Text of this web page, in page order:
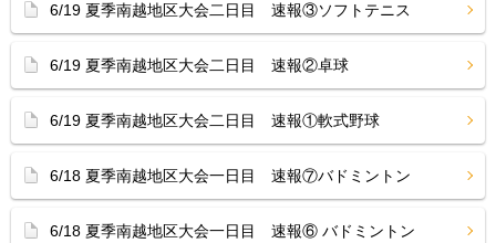
6/19 夏季南越地区大会二日目 速報③ソフトテニス
6/19 夏季南越地区大会二日目 速報②卓球
6/19 夏季南越地区大会二日目 速報①軟式野球
6/18 夏季南越地区大会一日目 速報⑦バドミントン
6/18 夏季南越地区大会一日目 速報⑥ バドミントン